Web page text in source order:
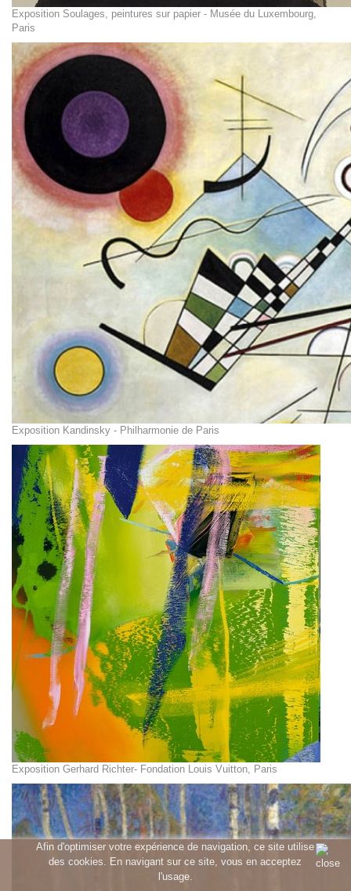
Afin d'optimiser votre expérience de navigation, ce site utilise
des cookies. En navigant sur ce site, vous en acceptez
l'usage.
Exposition Soulages, peintures sur papier - Musée du Luxembourg,
Paris
Exposition Kandinsky - Philharmonie de Paris
Exposition Gerhard Richter- Fondation Louis Vuitton, Paris